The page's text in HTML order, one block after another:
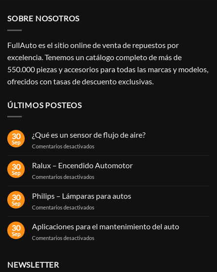
SOBRE NOSOTROS
FullAutoes el sitio online de venta de repuestos por
excelencia.Tenemos un catálogo completo de más de
550.000 piezas y accesorios para todas las marcas y modelos,
ofrecidos con tasas de descuento exclusivas.
ÚLTIMOS POSTEOS
30
Sep
¿Qué es un sensor de flujo de aire?
Comentarios desactivados
es
sensor
flujo
30
Sep
Ralux – Encendido Automotor
Comentarios desactivados
Encendido
Automotor
30
Sep
Philips – Lámparas para autos
Comentarios desactivados
–
para
30
Sep
Aplicaciones para el mantenimiento del auto
Comentarios desactivados
NEWSLETTER